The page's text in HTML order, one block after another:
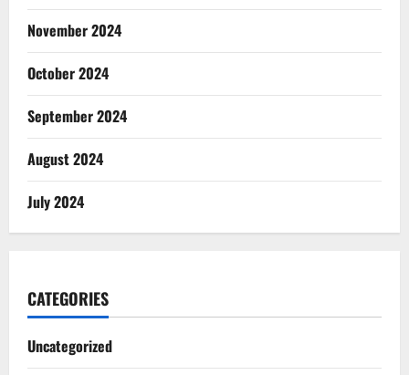
November 2024
October 2024
September 2024
August 2024
July 2024
CATEGORIES
Uncategorized